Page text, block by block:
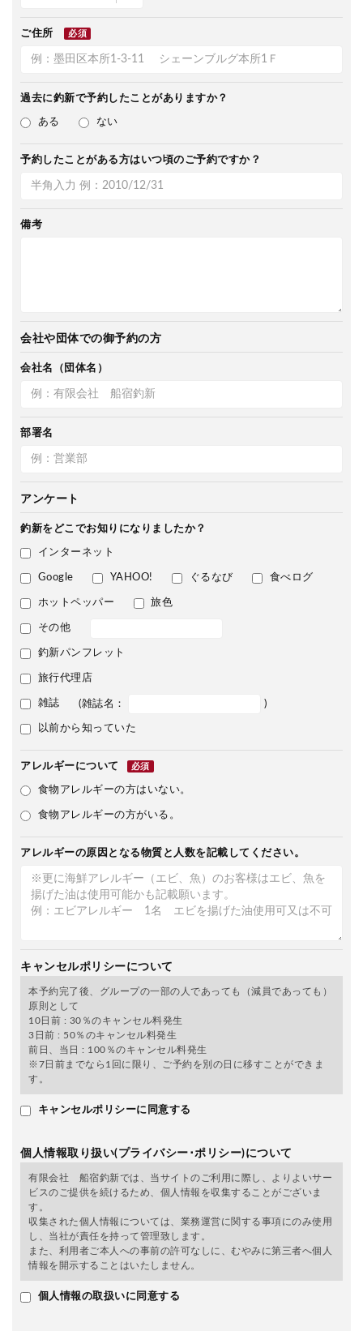
ご住所 必須
過去に釣新で予約したことがありますか？
ある ない
予約したことがある方はいつ頃のご予約ですか？
備考
会社や団体での御予約の方
会社名（団体名）
部署名
アンケート
釣新をどこでお知りになりましたか？
インターネット
Google YAHOO! ぐるなび 食べログ
ホットペッパー 旅色
その他
釣新パンフレット
旅行代理店
雑誌 (雑誌名： )
以前から知っていた
アレルギーについて 必須
食物アレルギーの方はいない。
食物アレルギーの方がいる。
アレルギーの原因となる物質と人数を記載してください。
キャンセルポリシーについて
本予約完了後、グループの一部の人であっても（減員であっても）
原則として
10日前 : 30％のキャンセル料発生
3日前 : 50％のキャンセル料発生
前日、当日 : 100％のキャンセル料発生
※7日前までなら1回に限り、ご予約を別の日に移すことができま
す。
キャンセルポリシーに同意する
個人情報取り扱い(プライバシー･ポリシー)について
有限会社 船宿釣新では、当サイトのご利用に際し、よりよいサー
ビスのご提供を続けるため、個人情報を収集することがございま
す。
収集された個人情報については、業務運営に関する事項にのみ使用
し、当社が責任を持って管理致します。
また、利用者ご本人への事前の許可なしに、むやみに第三者へ個人
情報を開示することはいたしません。
個人情報の取扱いに同意する